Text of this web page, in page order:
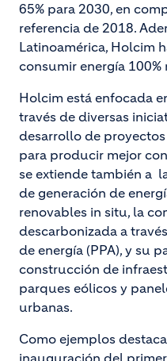
65% para 2030, en
referencia de 2018.
Latinoamérica, Holcim
consumir energía
Holcim está enfocada
través de diversas
desarrollo de
para producir mejor
se extiende también a
de generación de
renovables in situ, la
descarbonizada a
de energía (PPA), y su
construcción de
parques eólicos y
urbanas.
Como ejemplos
inauguración del